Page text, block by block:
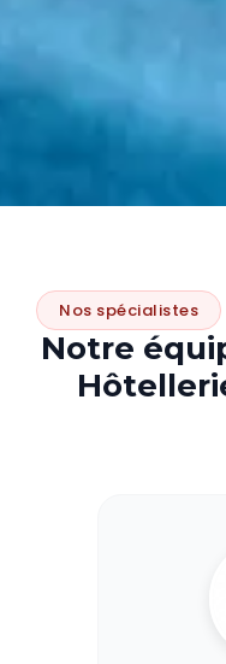
Nos spécialistes
Notre